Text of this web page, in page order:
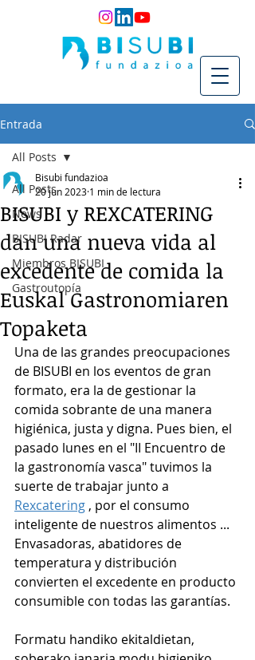
Entrada
All Posts
News
BISUBI Radar
Miembros BISUBI
Gastroutopía
All Posts
BISUBI y REXCATERING
dan una nueva vida al
excedente de comida la
Euskal Gastronomiaren
Topaketa
Bisubi fundazioa
20 jun 2023 1 min de lectura
Una de las grandes preocupaciones
de BISUBI en los eventos de gran
formato, era la de gestionar la
comida sobrante de una manera
higiénica, justa y digna. Pues bien, el
pasado lunes en el "II Encuentro de
la gastronomía vasca" tuvimos la
suerte de trabajar junto a
Rexcatering , por el consumo
inteligente de nuestros alimentos ...
Envasadoras, abatidores de
temperatura y distribución
convierten el excedente en producto
consumible con todas las garantías.
Formatu handiko ekitaldietan,